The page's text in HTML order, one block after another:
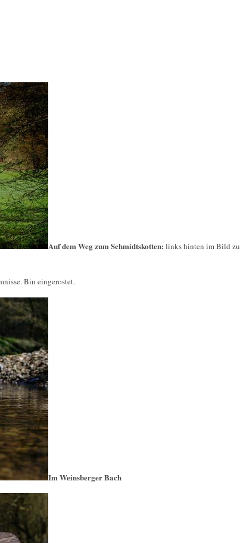
Auf dem Weg zum Schmidtskotten: links hinten im Bild zu
Bin eingerostet.
Im Weinsberger Bach